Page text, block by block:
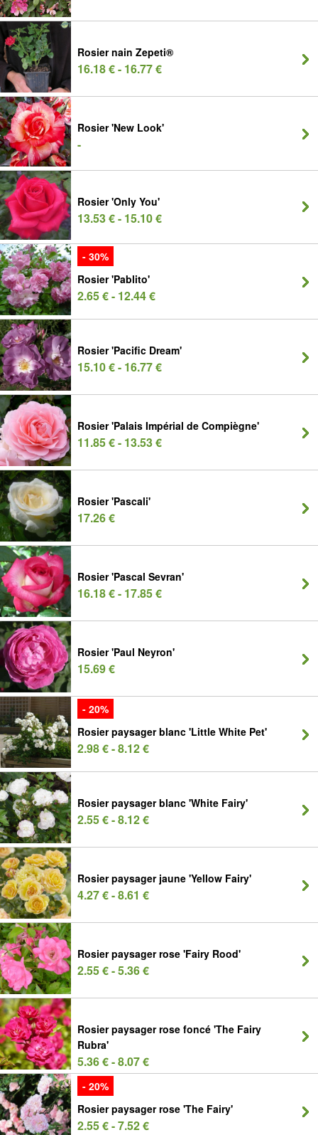
Rosier nain Zepeti®
16.18 € - 16.77 €
Rosier 'New Look'
-
Rosier 'Only You'
13.53 € - 15.10 €
- 30%
Rosier 'Pablito'
2.65 € - 12.44 €
Rosier 'Pacific Dream'
15.10 € - 16.77 €
Rosier 'Palais Impérial de Compiègne'
11.85 € - 13.53 €
Rosier 'Pascali'
17.26 €
Rosier 'Pascal Sevran'
16.18 € - 17.85 €
Rosier 'Paul Neyron'
15.69 €
- 20%
Rosier paysager blanc 'Little White Pet'
2.98 € - 8.12 €
Rosier paysager blanc 'White Fairy'
2.55 € - 8.12 €
Rosier paysager jaune 'Yellow Fairy'
4.27 € - 8.61 €
Rosier paysager rose 'Fairy Rood'
2.55 € - 5.36 €
Rosier paysager rose foncé 'The Fairy
Rubra'
5.36 € - 8.07 €
- 20%
Rosier paysager rose 'The Fairy'
2.55 € - 7.52 €